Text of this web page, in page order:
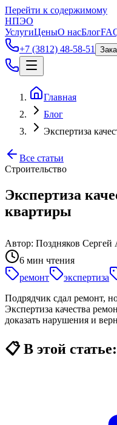
Перейти к содержимому
НПЭО
УслугиЦеныО насБлог
+7 (3812) 48-58-51
Главная
Блог
Экспертиза
Все статьи
Строительство
Экспертиза
квартиры
Автор: Поздняков Сергей
6 мин чтения
ремонт
экспертиза
Подрядчик сдал ремонт,
Экспертиза качества
доказать нарушения и
📋 В этой статье: